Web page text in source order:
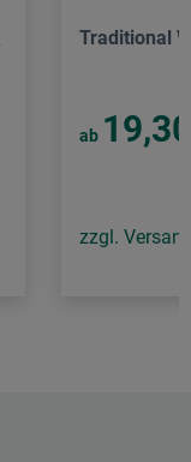
Traditional
ab 19,30
zzgl.